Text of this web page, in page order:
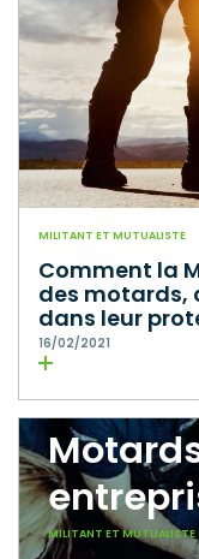
MILITANT ET MUTUALISTE
Comment la
des motards,
dans leur
16/02/2021
Lire la suite
MILITANT ET MUTUALISTE
La